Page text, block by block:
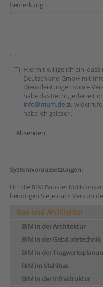
Bemerkung
Hiermit willige ich ein,
Deutschland GmbH mit
Dienstleistungen sowie
habe das Recht, jederzeit
info@mum.dezu
habe ich gelesen.
Systemvoraussetzungen:
Um die BIM Booster
benötigen Sie je nach Version
Bau und Architektur
BIM in der Architektur
BIM in der Gebäudetechnik
BIM in der
BIM im Stahlbau
BIM in der Infrastruktur